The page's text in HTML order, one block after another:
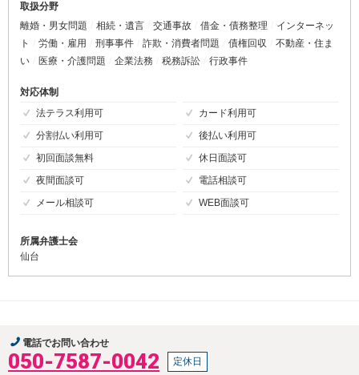
取扱分野
離婚・男女問題
相続・遺言 交通事故 借金・債務整理
インターネッ
ト
労働・雇用 刑事事件 詐欺・消費者問題 債権回収
不動産・住ま
い
医療・介護問題 企業法務 税務訴訟 行政事件
対応体制
法テラス利用可
カード利用可
分割払い利用可
後払い利用可
初回面談無料
休日面談可
夜間面談可
電話相談可
メール相談可
WEB面談可
所属弁護士会
仙台
電話でお問い合わせ
050-7587-0042 定休日